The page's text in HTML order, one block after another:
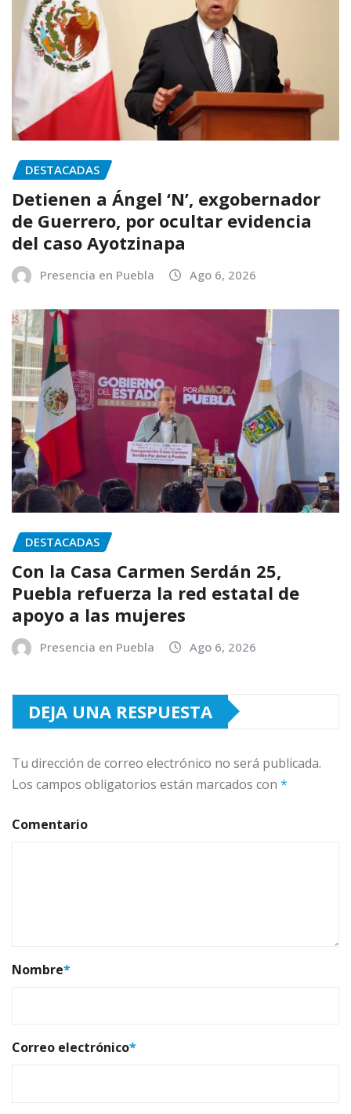
DESTACADAS
Detienen a Ángel ‘N’, exgobernador
de Guerrero, por ocultar evidencia
del caso Ayotzinapa
Presencia en Puebla Ago 6, 2026
DESTACADAS
Con la Casa Carmen Serdán 25,
Puebla refuerza la red estatal de
apoyo a las mujeres
Presencia en Puebla Ago 6, 2026
DEJA UNA RESPUESTA
Tu dirección de correo electrónico no será publicada.
Los campos obligatorios están marcados con *
Comentario
Nombre*
Correo electrónico*